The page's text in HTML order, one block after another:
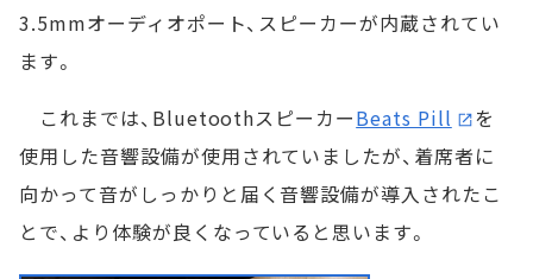
3.5mmオーディオポート、スピーカーが内蔵されてい
ます。
これまでは、BluetoothスピーカーBeats Pill
を
使用した音響設備が使用されていましたが、着席者に
向かって音がしっかりと届く音響設備が導入されたこ
とで、より体験が良くなっていると思います。